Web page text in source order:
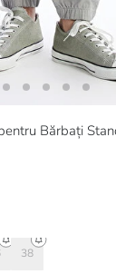
Bărbați
38